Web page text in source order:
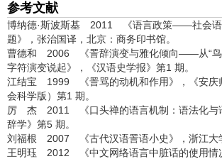
参考文献
博纳德·斯波斯基 2011 《语言政策——社会语
题》，张治国译，北京：商务印书馆。
曹德和 2006 《詈辞演变与雅化倾向——从“鸟
字符演变说起》，《汉语史学报》第1 期。
江结宝 1999 《詈骂的动机和作用》，《安庆
会科学版）第1 期。
厉 杰 2011 《口头禅的语言机制：语法化与
辞学》第5 期。
刘福根 2007 《古代汉语詈语小史》，浙江大
王明珏 2012 《中文网络语言中脏话的使用情